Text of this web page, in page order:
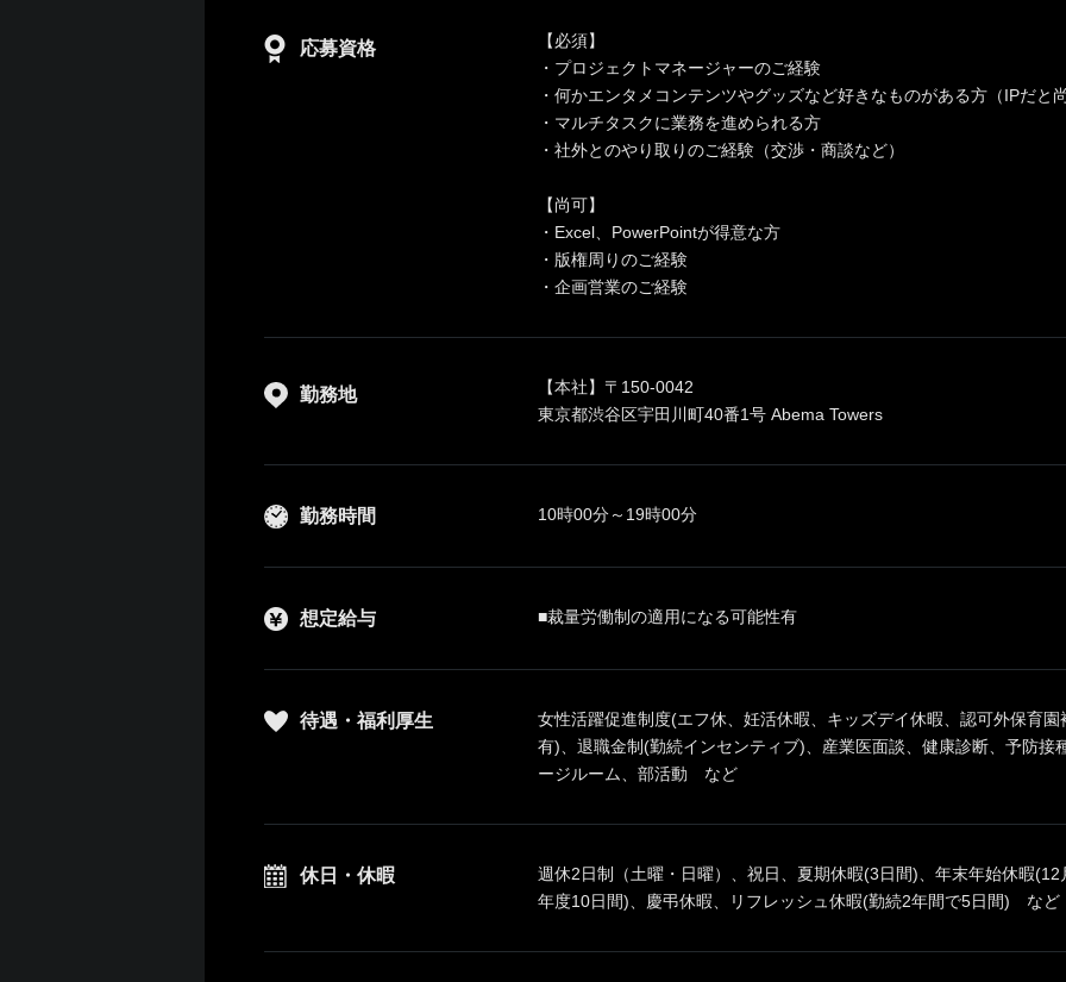
応募資格
【必須】
・プロジェクトマネージャーのご経験
・何かエンタメコンテンツやグッズなど好きなものがある方（IPだと
・マルチタスクに業務を進められる方
・社外とのやり取りのご経験（交渉・商談など）
【尚可】
・Excel、PowerPointが得意な方
・版権周りのご経験
・企画営業のご経験
勤務地
【本社】〒150-0042
東京都渋谷区宇田川町40番1号 Abema Towers
勤務時間 10時00分～19時00分
想定給与 ■裁量労働制の適用になる可能性有
待遇・福利厚生
女性活躍促進制度(エフ休、妊活休暇、キッズデイ休暇、認可外保育
有)、退職金制(勤続インセンティブ)、産業医面談、健康診断、予防接
ージルーム、部活動 など
休日・休暇
週休2日制（土曜・日曜）、祝日、夏期休暇(3日間)、年末年始休暇
年度10日間)、慶弔休暇、リフレッシュ休暇(勤続2年間で5日間) など